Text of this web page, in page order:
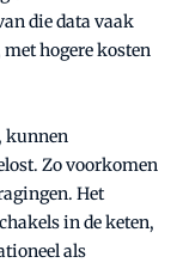
die data vaak
hogere kosten
kunnen
Zo voorkomen
Het
in de keten,
als